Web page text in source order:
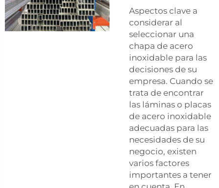
Aspectos clave a
considerar al
seleccionar una
chapa de acero
inoxidable para las
decisiones de su
empresa. Cuando se
trata de encontrar
las láminas o placas
de acero inoxidable
adecuadas para las
necesidades de su
negocio, existen
varios factores
importantes a tener